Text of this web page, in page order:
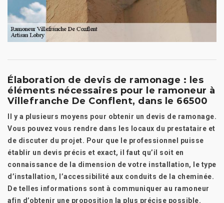
Élaboration de devis de ramonage : les
éléments nécessaires pour le ramoneur à
Villefranche De Conflent, dans le 66500
Il y a plusieurs moyens pour obtenir un devis de ramonage.
Vous pouvez vous rendre dans les locaux du prestataire et
de discuter du projet. Pour que le professionnel puisse
établir un devis précis et exact, il faut qu’il soit en
connaissance de la dimension de votre installation, le type
d’installation, l’accessibilité aux conduits de la cheminée.
De telles informations sont à communiquer au ramoneur
afin d’obtenir une proposition la plus précise possible.